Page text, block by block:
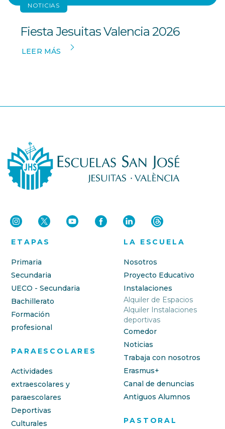
NOTICIAS
Fiesta Jesuitas Valencia 2026
LEER MÁS
ETAPAS
Primaria
Secundaria
UECO - Secundaria
Bachillerato
Formación
profesional
PARAESCOLARES
Actividades
extraescolares y
paraescolares
Deportivas
Culturales
LA ESCUELA
Nosotros
Proyecto Educativo
Instalaciones
Alquiler de Espacios
Alquiler Instalaciones
deportivas
Comedor
Noticias
Trabaja con nosotros
Erasmus+
Canal de denuncias
Antiguos Alumnos
PASTORAL